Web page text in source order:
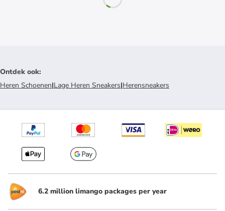
Ontdek ook:
Heren Schoenen|Lage Heren Sneakers|Herensneakers
6.2 million limango packages per year